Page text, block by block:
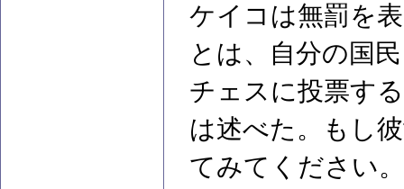
ケイコは無罰を
とは、自分の国
チェスに投票す
は述べた。もし
てみてください